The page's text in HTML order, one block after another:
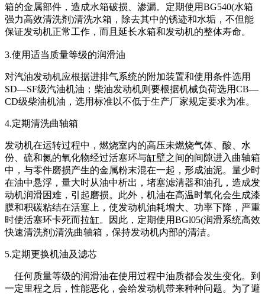
箱的金属部件，造成水箱破损、渗漏。定期使用BG540(水箱
强力高效清洗剂)清洗水箱，除去其中的锈迹和水垢，不但能
保证发动机正常工作，而且延长水箱和发动机的整体寿命。
3.使用适当质量等级的润滑油
对汽油发动机应根据进排气系统的附加装置和使用条件选用
SD—SF级汽油机油；柴油发动机则要根据机械负荷选用CB—
CD级柴油机油，选用标准以不低于生产厂家规定要求为准。
4.定期清洗曲轴箱
发动机在运转过程中，燃烧室内的高压未燃烧气体、酸、水
份、硫和氮的氧化物经过活塞环与缸壁之间的间隙进入曲轴箱
中，与零件磨损产生的金属粉末混在一起，形成油泥。量少时
在油中悬浮，量大时从油中析出，堵塞滤清器和油孔，造成发
动机润滑困难，引起磨损。此外，机油在高温时氧化会生成漆
膜和积碳粘结在活塞上，使发动机油耗增大、功率下降，严重
时使活塞环卡死而拉缸。因此，定期使用BGl05(润滑系统高效
快速清洗剂)清洗曲轴箱，保持发动机内部的清洁。
5.定期更换机油及滤芯
任何质量等级的润滑油在使用过程中油质都会发生变化。到
一定里程之后，性能恶化，会给发动机带来种种问题。为了避